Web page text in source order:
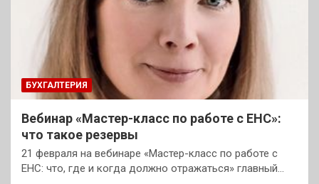
БУХГАЛТЕРИЯ
Вебинар «Мастер-класс по работе с ЕНС»:
что такое резервы
21 февраля на вебинаре «Мастер-класс по работе с
ЕНС: что, где и когда должно отражаться» главный…